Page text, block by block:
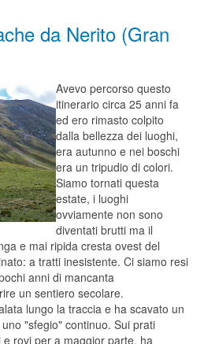
da Nerito (Gran
Avevo percorso questo
itinerario circa 25 anni fa
ed ero rimasto colpito
dalla bellezza dei luoghi,
era autunno e nei boschi
era un tripudio di colori.
Siamo tornati questa
estate, i luoghi
ovviamente non sono
diventati brutti ma il
e mai ripida cresta ovest del
a tratti inesistente. Ci siamo resi
anni di mancanta
un sentiero secolare.
lungo la traccia e ha scavato un
"sfegio" continuo. Sui prati
rovi per a maggior parte, ha